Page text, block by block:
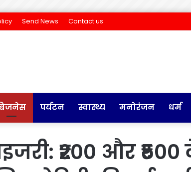
Send News Contact us
पर्यटन स्वास्थ्य मनोरंजन धर्म
₹200 और